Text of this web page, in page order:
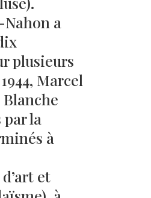
a
plusieurs
Marcel
la
à
et